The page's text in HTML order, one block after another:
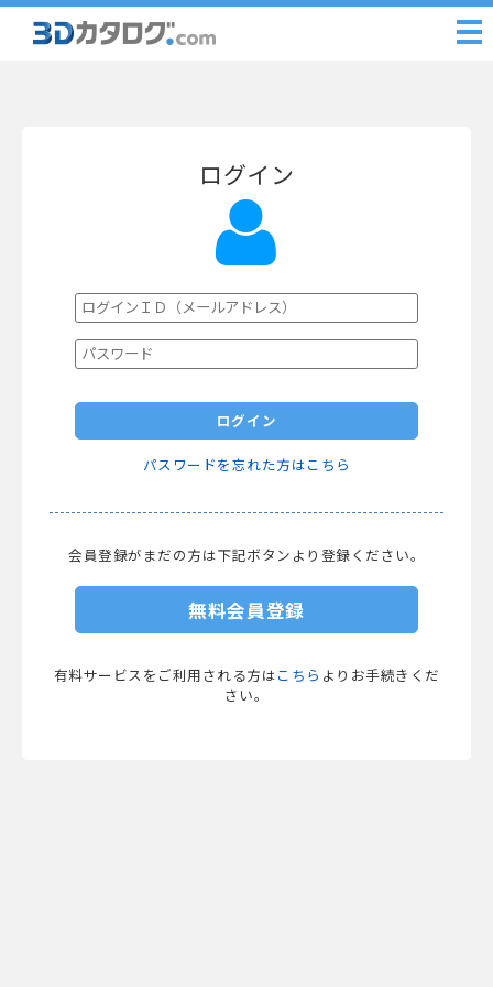
ログイン
ログイン
パスワードを忘れた方はこちら
会員登録がまだの方は下記ボタンより登録ください。
無料会員登録
有料サービスをご利用される方は こちら よりお手続きくだ
さい。